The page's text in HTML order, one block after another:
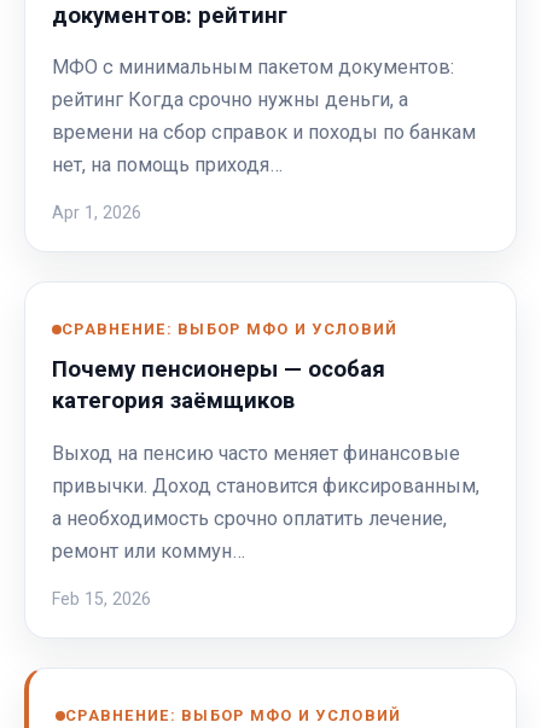
документов: рейтинг
МФО с минимальным пакетом документов:
рейтинг Когда срочно нужны деньги, а
времени на сбор справок и походы по банкам
нет, на помощь приходя…
Apr 1, 2026
СРАВНЕНИЕ: ВЫБОР МФО И УСЛОВИЙ
Почему пенсионеры — особая
категория заёмщиков
Выход на пенсию часто меняет финансовые
привычки. Доход становится фиксированным,
а необходимость срочно оплатить лечение,
ремонт или коммун…
Feb 15, 2026
СРАВНЕНИЕ: ВЫБОР МФО И УСЛОВИЙ